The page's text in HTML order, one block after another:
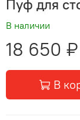
Пуф для
В наличии
18 650 ₽
В